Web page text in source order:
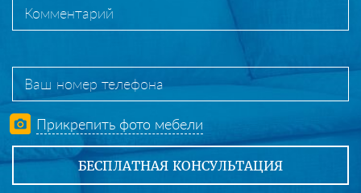
Прикрепить фото мебели